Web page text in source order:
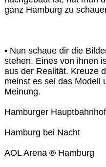
ganz Hamburg zu
• Nun schaue dir die
stehen. Eines von ihnen
aus der Realität. Kreuze
meinst es sei das Modell
Meinung.
Hamburger Hauptbahnhof
Hamburg bei Nacht
AOL Arena ® Hamburg